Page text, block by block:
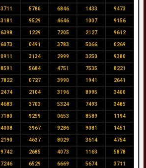
3711 5780 6846 1433 9473
3181 9529 4646 1007 9156
6398 1229 7205 2127 9612
6073 0491 3783 5066 0269
0911 3134 2999 3250 9380
8591 5684 4751 7535 8221
7822 0727 3990 1941 2641
2474 2104 3196 8995 3400
4683 3703 5324 7493 3485
7180 9259 0653 8589 1194
4008 3967 9286 9081 1451
2190 4637 8029 3614 4754
9742 2685 4073 1163 5878
7246 6529 6669 5674 3711